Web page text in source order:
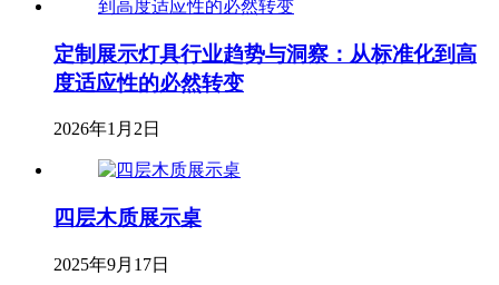
定制展示灯具行业趋势与洞察：从标准化到高
度适应性的必然转变
2026年1月2日
四层木质展示桌
2025年9月17日